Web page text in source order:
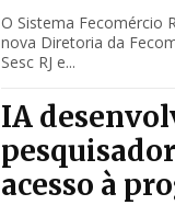
O Sistema Fecomércio
nova Diretoria da
Sesc RJ e...
IA
acesso à